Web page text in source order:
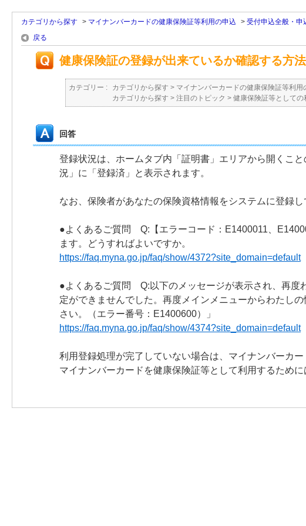
カテゴリから探す > マイナンバーカードの健康保険証等利用の申込 > 受付申込全般・申
戻る
健康保険証の登録が出来ているか確認する方法
カテゴリー : カテゴリから探す > マイナンバーカードの健康保険証等利用
カテゴリから探す > 注目のトピック > 健康保険証等としての
回答
登録状況は、ホームタブ内「証明書」エリアから開くこ
況」に「登録済」と表示されます。
なお、保険者があなたの保険資格情報をシステムに登録
●よくあるご質問 Q:【エラーコード：E1400011、
ます。どうすればよいですか。
https://faq.myna.go.jp/faq/show/4372?site_domain=default
●よくあるご質問 Q:以下のメッセージが表示され、再度
定ができませんでした。再度メインメニューからわたし
さい。（エラー番号：E1400600）」
https://faq.myna.go.jp/faq/show/4374?site_domain=default
利用登録処理が完了していない場合は、マイナンバーカ
マイナンバーカードを健康保険証等として利用するため